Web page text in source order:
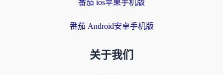
番茄 ios苹果手机版
番茄 Android安卓手机版
关于我们